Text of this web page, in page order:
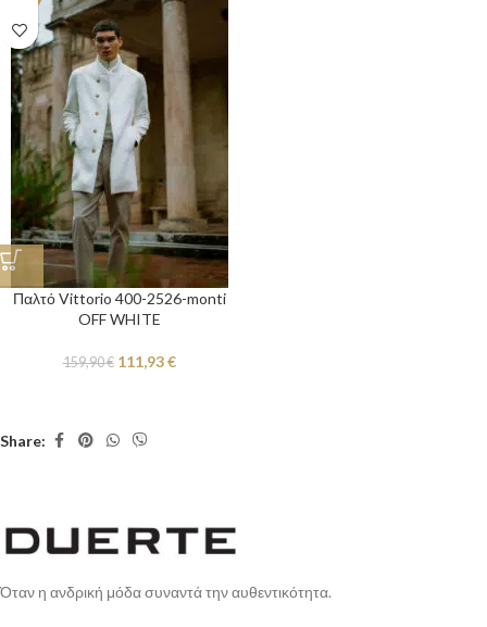
Παλτό Vittorio 400-2526-monti
OFF WHITE
159,90€ 111,93€
Share:
Όταν η ανδρική μόδα συναντά την αυθεντικότητα.